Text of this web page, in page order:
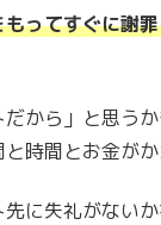
もってすぐに謝
だから」と思う
時間とお金がか
に失礼がない